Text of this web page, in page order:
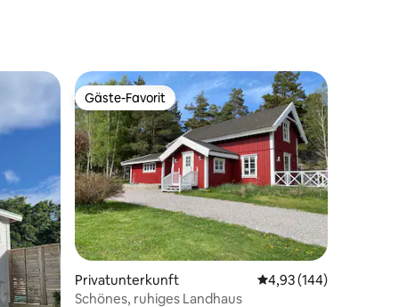
Gäste-Favorit
Gäste-Favorit
Privatunterkunft Durchschnittliche
4,93 (144)
Schönes, ruhiges Landhaus